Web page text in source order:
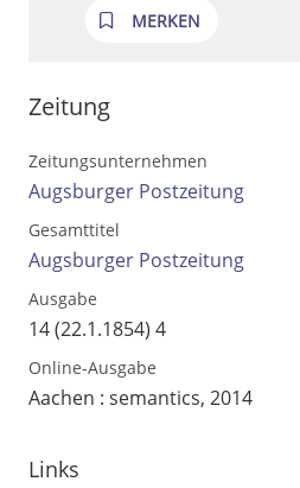
MERKEN
Zeitung
Zeitungsunternehmen
Augsburger Postzeitung
Gesamttitel
Augsburger Postzeitung
Ausgabe
14 (22.1.1854) 4
Online-Ausgabe
Aachen : semantics, 2014
Links